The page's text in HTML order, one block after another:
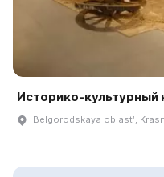
Историко-
Belgorodskaya oblastʹ,